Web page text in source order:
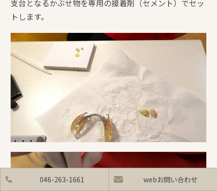
支台となるかぶせ物を専用の接着剤（セメント）でセッ
トします。
046-263-1661 webお問い合わせ